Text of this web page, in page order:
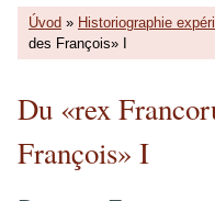
Úvod » Historiographie
des François» I
Du «rex
François» I